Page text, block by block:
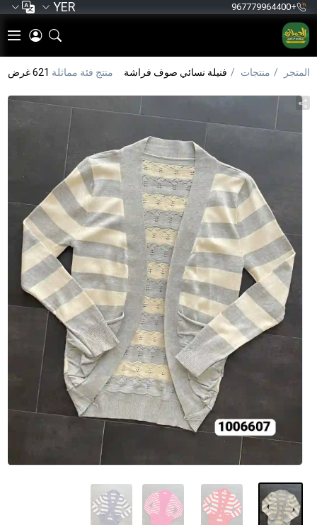
+967779964400
YER
المتجر منتجات فنيلة نسائي صوف فراشة منتج فئة مماثلة 621 غرض